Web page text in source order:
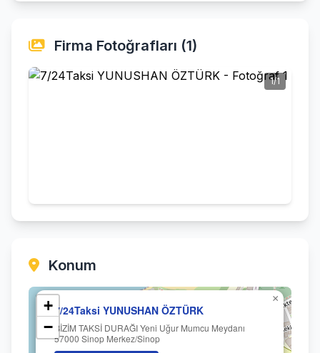
Firma Fotoğrafları (1)
1/1
Konum
7/24Taksi YUNUSHAN ÖZTÜRK
BİZİM TAKSİ DURAĞI Yeni Uğur Mumcu Meydanı
57000 Sinop Merkez/Sinop
×
+
−